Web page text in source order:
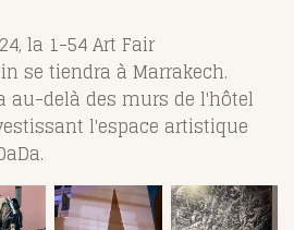
la 1-54 Art Fair
se tiendra à Marrakech.
au-delà des murs de l'hôtel
l'espace artistique